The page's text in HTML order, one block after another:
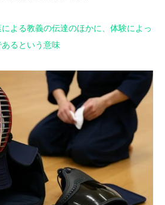
よる教義の伝達のほかに、体験によっ
るという意味